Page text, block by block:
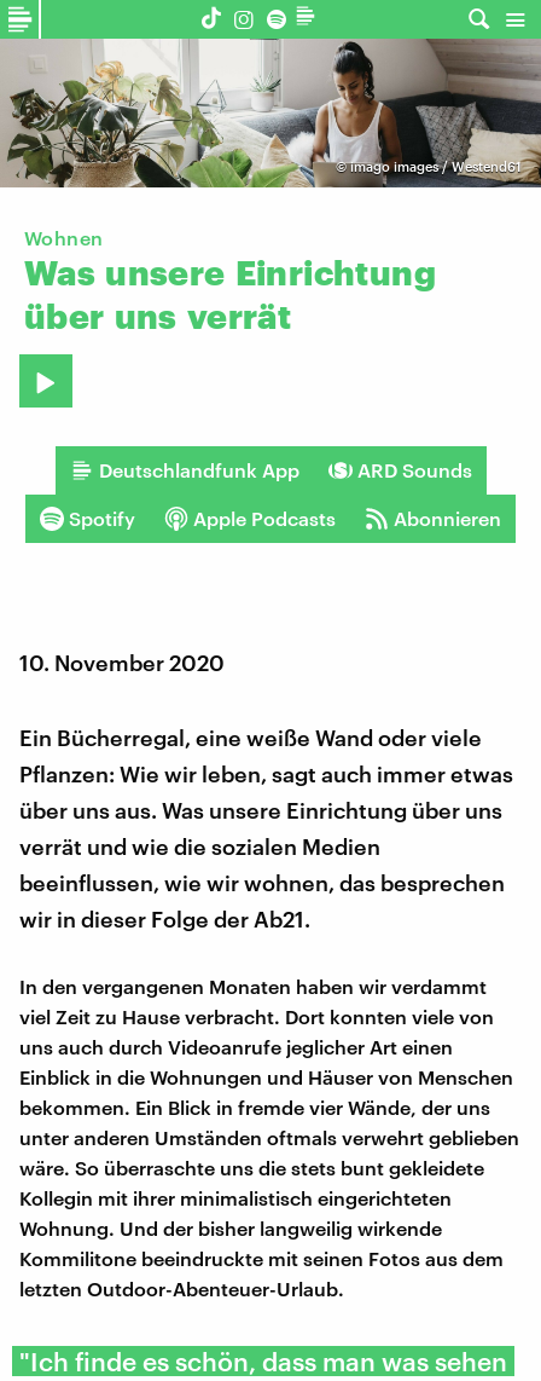
©imago images / Westend61
Wohnen
Was unsere Einrichtung
über uns verrät
Deutschlandfunk App ARD Sounds
Spotify Apple Podcasts Abonnieren
10. November 2020
Ein Bücherregal, eine weiße Wand oder viele
Pflanzen: Wie wir leben, sagt auch immer etwas
über uns aus. Was unsere Einrichtung über uns
verrät und wie die sozialen Medien
beeinflussen, wie wir wohnen, das besprechen
wir in dieser Folge der Ab21.
In den vergangenen Monaten haben wir verdammt
viel Zeit zu Hause verbracht. Dort konnten viele von
uns auch durch Videoanrufe jeglicher Art einen
Einblick in die Wohnungen und Häuser von Menschen
bekommen. Ein Blick in fremde vier Wände, der uns
unter anderen Umständen oftmals verwehrt geblieben
wäre. So überraschte uns die stets bunt gekleidete
Kollegin mit ihrer minimalistisch eingerichteten
Wohnung. Und der bisher langweilig wirkende
Kommilitone beeindruckte mit seinen Fotos aus dem
letzten Outdoor-Abenteuer-Urlaub.
"Ich finde es schön, dass man was sehen